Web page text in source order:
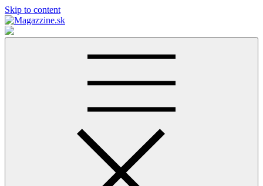
Skip to content
Magazzine.sk
Lifestyle magazín